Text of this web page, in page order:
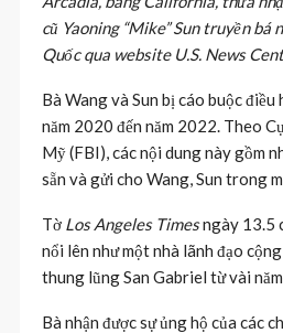
cũ Yaoning “Mike” Sun truyền bá
Quốc qua website U.S. News
Bà Wang và Sun bị cáo buộc
năm 2020 đến năm 2022. Theo
Mỹ (FBI), các nội dung này gồm
sẵn và gửi cho Wang, Sun trong
Tờ Los Angeles Timesngày 13.5
nổi lên như một nhà lãnh đạo
thung lũng San Gabriel từ vài
Bà nhận được sự ủng hộ của các